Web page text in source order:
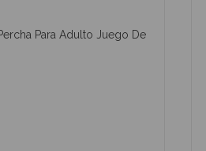
Para Adulto Juego De